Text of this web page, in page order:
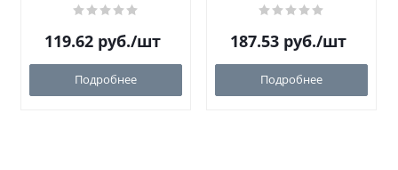
119.62 руб./шт
Подробнее
187.53 руб./шт
Подробнее